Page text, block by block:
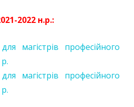
2022 н.р.:
магістрів професійного
магістрів професійного